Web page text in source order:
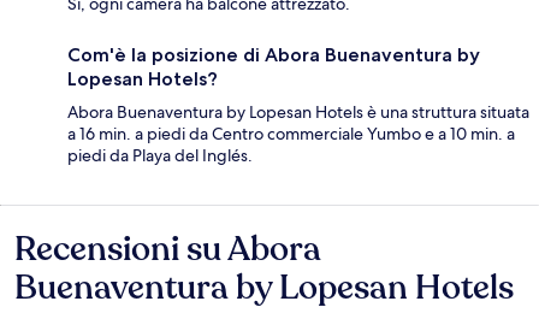
Com'è la posizione di Abora Buenaventura by
Lopesan Hotels?
Abora Buenaventura by Lopesan Hotels è una struttura situata
a 16 min. a piedi da Centro commerciale Yumbo e a 10 min. a
piedi da Playa del Inglés.
Recensioni
Recensioni su Abora
Buenaventura by Lopesan Hotels